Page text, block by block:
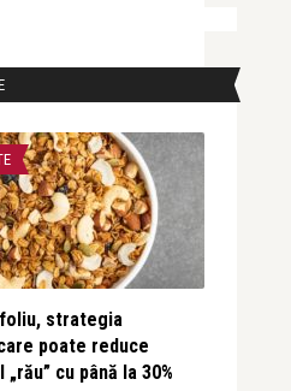
strategia
poate reduce
cu până la 30%